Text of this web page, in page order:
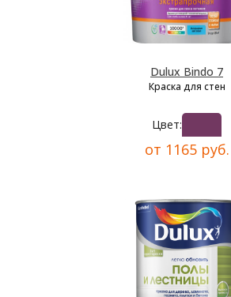
Dulux Bindo 7
Краска для стен
Цвет:
от 1165 руб.